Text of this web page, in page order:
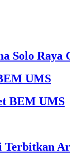
Solo Raya
UMS
BEM UMS
Terbitkan